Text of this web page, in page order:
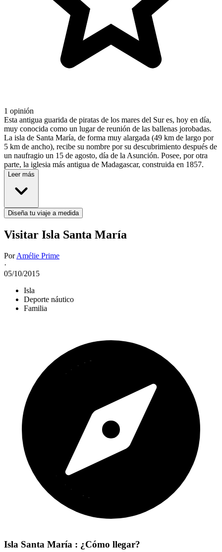
1 opinión
Esta antigua guarida de piratas de los mares del Sur es, hoy en día,
muy conocida como un lugar de reunión de las ballenas jorobadas.
La isla de Santa María, de forma muy alargada (49 km de largo por
5 km de ancho), recibe su nombre por su descubrimiento después de
un naufragio un 15 de agosto, día de la Asunción. Posee, por otra
parte, la iglesia más antigua de Madagascar, construida en 1857.
Leer más
Diseña tu viaje a medida
Visitar Isla Santa María
PorAmélie Prime
·
05/10/2015
Isla
Deporte náutico
Familia
Isla Santa María : ¿Cómo llegar?